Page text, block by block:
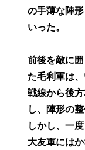
の手薄な陣形
いった。
前後を敵に囲
た毛利軍は、
戦線から後方
し、陣形の整
しかし、一度
大友軍にはか